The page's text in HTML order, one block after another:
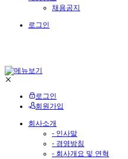
채용공지
로그인
로그인
회원가입
회사소개
- 인사말
- 경영방침
- 회사개요 및 연혁